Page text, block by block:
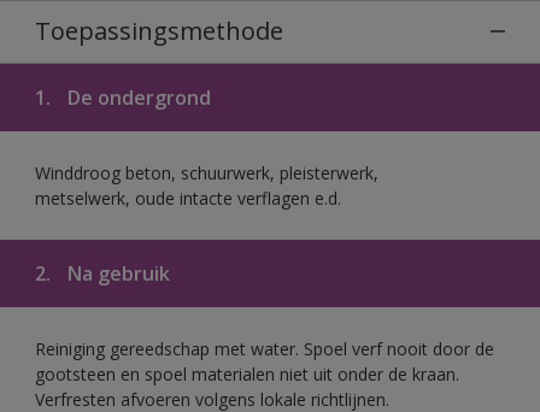
Toepassingsmethode
1. De ondergrond
Winddroog beton, schuurwerk, pleisterwerk,
metselwerk, oude intacte verflagen e.d.
2. Na gebruik
Reiniging gereedschap met water. Spoel verf nooit door de
gootsteen en spoel materialen niet uit onder de kraan.
Verfresten afvoeren volgens lokale richtlijnen.